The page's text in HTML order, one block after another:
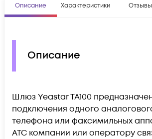
Описание Характеристики Отзывы
Описание
Шлюз Yeastar TA100
подключения одного
телефона или факсимильных
АТС компании или оператору